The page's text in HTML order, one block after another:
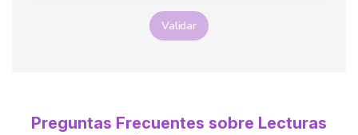
Validar
Preguntas Frecuentes sobre Lecturas